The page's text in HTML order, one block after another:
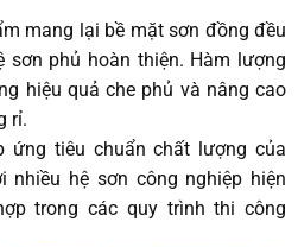
mang lại bề mặt sơn đồng đều
sơn phủ hoàn thiện. Hàm lượng
hiệu quả che phủ và nâng cao
rỉ.
ứng tiêu chuẩn chất lượng của
hệ sơn công nghiệp hiện
trong các quy trình thi công